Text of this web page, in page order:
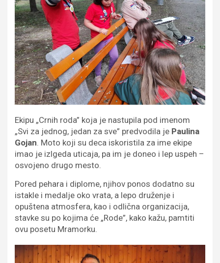
Ekipu „Crnih roda” koja je nastupila pod imenom
„Svi za jednog, jedan za sve” predvodila je Paulina
Gojan. Moto koji su deca iskoristila za ime ekipe
imao je izlgeda uticaja, pa im je doneo i lep uspeh –
osvojeno drugo mesto.
Pored pehara i diplome, njihov ponos dodatno su
istakle i medalje oko vrata, a lepo druženje i
opuštena atmosfera, kao i odlična organizacija,
stavke su po kojima će „Rode”, kako kažu, pamtiti
ovu posetu Mramorku.